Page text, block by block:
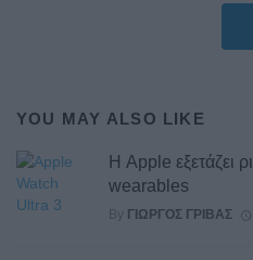
YOU MAY ALSO LIKE
Η Apple εξετάζει
wearables
By ΓΙΏΡΓΟΣ ΓΡΊΒΑΣ